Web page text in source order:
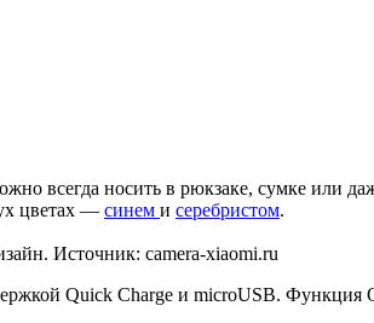
всегда носить в рюкзаке, сумке или
цветах — синем и серебристом.
Источник: camera-xiaomi.ru
Quick Charge и microUSB. Функция